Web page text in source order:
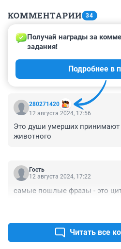
КОММЕНТАРИИ 34
Гость
12 августа 2024, 18:20
так-то всё понятно. если
всегда куда-нибудь приведёт
280271420
Получай награды за
задания!
Подробнее в
12 августа 2024, 17:56
Это души умерших
животного
Гость
12 августа 2024, 17:22
самые пошлые фразы - это
Читать все